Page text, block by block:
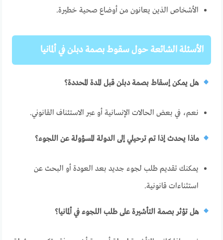
الأشخاص الذين يعانون من أوضاع صحية خطيرة.
الأسئلة الشائعة حول سقوط بصمة دبلن في ألمانيا
هل يمكن إسقاط بصمة دبلن قبل المدة المحددة؟
نعم، في بعض الحالات الإنسانية أو عبر الاستئناف القانوني.
ماذا يحدث إذا تم ترحيلي إلى الدولة المسؤولة عن اللجوء؟
يمكنك تقديم طلب لجوء جديد بعد العودة أو البحث عن
استثناءات قانونية.
هل تؤثر بصمة التأشيرة على طلب اللجوء في ألمانيا؟